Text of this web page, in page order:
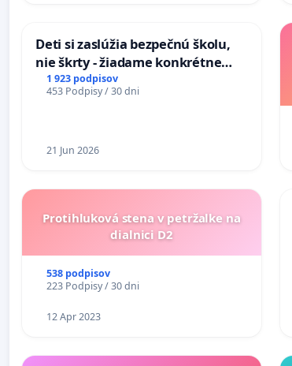
Deti si zaslúžia bezpečnú školu,
nie škrty - žiadame konkrétne
opatrenia na zlepšenie situácie v
školstve
1 923 podpisov
453 Podpisy / 30 dni
21 Jun 2026
Protihluková stena v petržalke na
dialnici D2
538 podpisov
223 Podpisy / 30 dni
12 Apr 2023